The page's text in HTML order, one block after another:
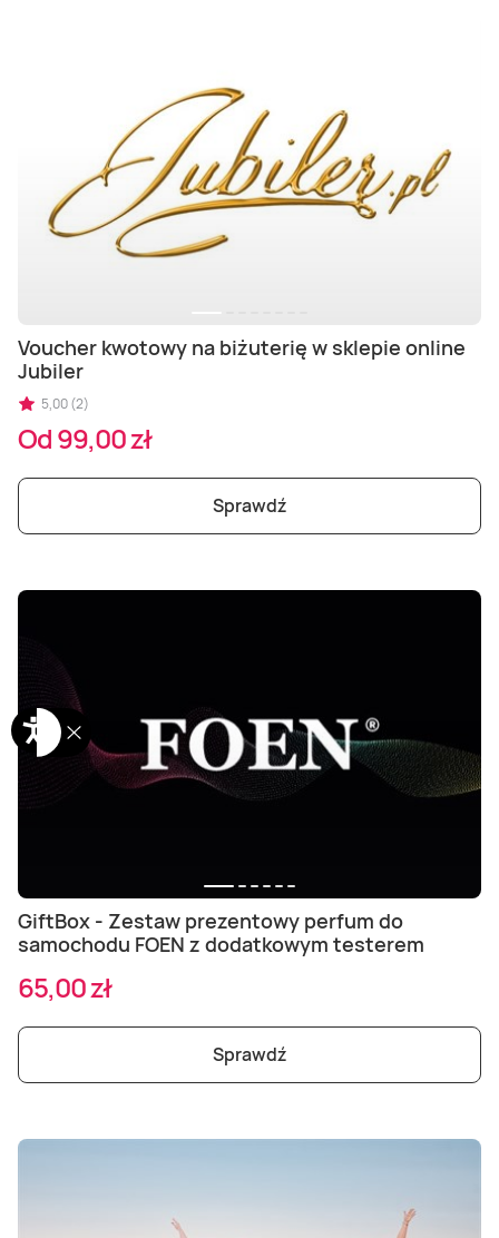
Voucher kwotowy na biżuterię w sklepie online
Jubiler
5,00 (2)
Od 99,00 zł
Sprawdź
GiftBox - Zestaw prezentowy perfum do
samochodu FOEN z dodatkowym testerem
65,00 zł
Sprawdź